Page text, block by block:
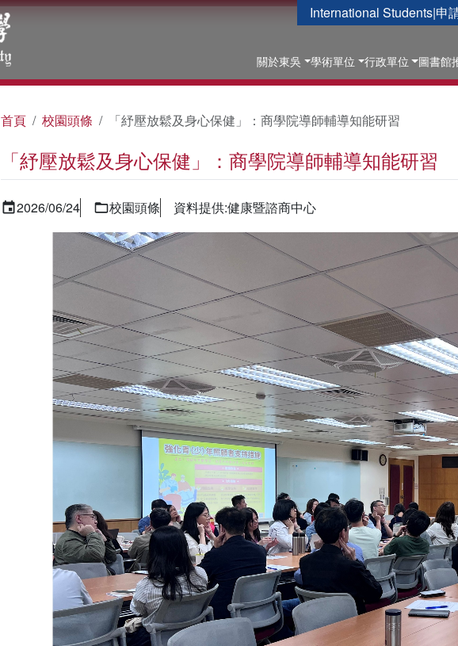
International Students|申
關於東吳 學術單位 行政單位 圖書館
首頁 校園頭條 「紓壓放鬆及身心保健」：商學院導師輔導知能研習
「紓壓放鬆及身心保健」：商學院導師輔導知能研習
2026/06/24 校園頭條 資料提供:健康暨諮商中心